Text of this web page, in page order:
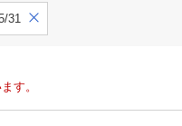
31
す。